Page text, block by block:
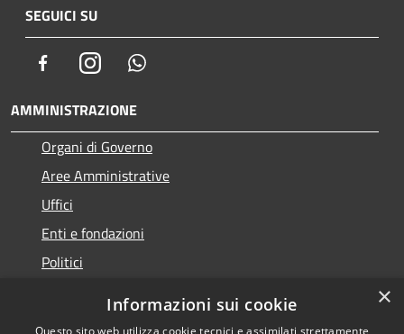
SEGUICI SU
FacebookInstagram
AMMINISTRAZIONE
Organi di Governo
Aree Amministrative
Uffici
Enti e fondazioni
Politici
×
Informazioni sui cookie
Questo sito web utilizza cookie tecnici e assimilati strettamente